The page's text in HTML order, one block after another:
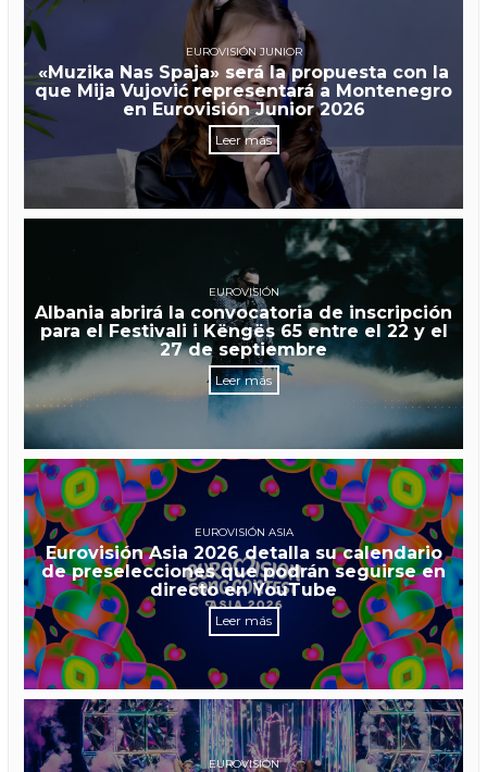
EUROVISIÓN JUNIOR
«Muzika Nas Spaja» será la propuesta con la
que Mija Vujović representará a Montenegro
en Eurovisión Junior 2026
Leer más
EUROVISIÓN
Albania abrirá la convocatoria de inscripción
para el Festivali i Këngës 65 entre el 22 y el
27 de septiembre
Leer más
EUROVISIÓN ASIA
Eurovisión Asia 2026 detalla su calendario
de preselecciones que podrán seguirse en
directo en YouTube
Leer más
EUROVISIÓN